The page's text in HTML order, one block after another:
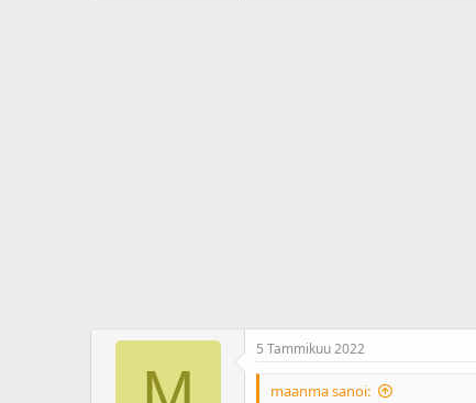
5 Tammikuu 2022
maanma sanoi: